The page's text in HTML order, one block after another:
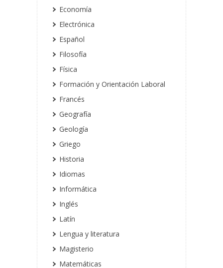
Economía
Electrónica
Español
Filosofía
Física
Formación y Orientación Laboral
Francés
Geografía
Geología
Griego
Historia
Idiomas
Informática
Inglés
Latín
Lengua y literatura
Magisterio
Matemáticas